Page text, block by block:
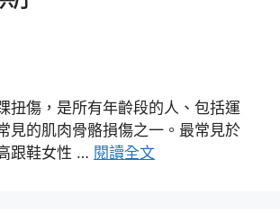
扭傷，是所有年齡段的人、包括運
見的肌肉骨骼損傷之一。最常見於
跟鞋女性 … 閱讀全文